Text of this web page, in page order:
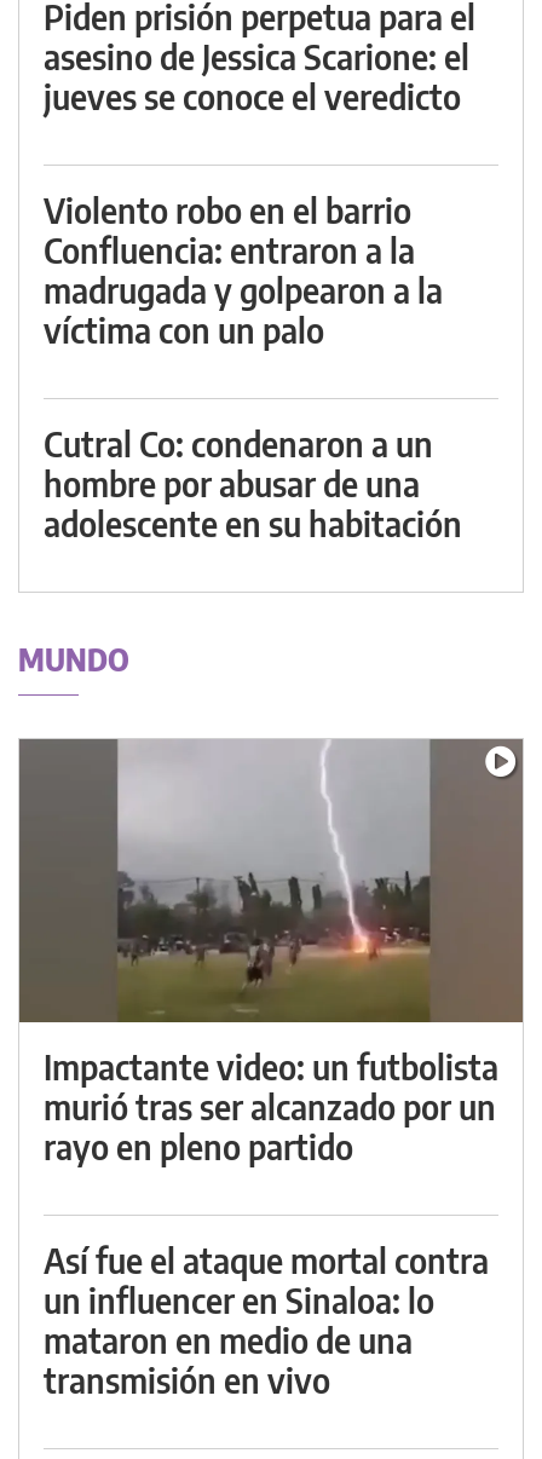
Piden prisión perpetua para el
asesino de Jessica Scarione: el
jueves se conoce el veredicto
Violento robo en el barrio
Confluencia: entraron a la
madrugada y golpearon a la
víctima con un palo
Cutral Co: condenaron a un
hombre por abusar de una
adolescente en su habitación
MUNDO
Impactante video: un futbolista
murió tras ser alcanzado por un
rayo en pleno partido
Así fue el ataque mortal contra
un influencer en Sinaloa: lo
mataron en medio de una
transmisión en vivo